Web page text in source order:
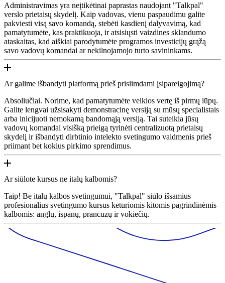
Administravimas yra neįtikėtinai paprastas naudojant "Talkpal"
verslo prietaisų skydelį. Kaip vadovas, vienu paspaudimu galite
pakviesti visą savo komandą, stebėti kasdienį dalyvavimą, kad
pamatytumėte, kas praktikuoja, ir atsisiųsti vaizdines sklandumo
ataskaitas, kad aiškiai parodytumėte programos investicijų grąžą
savo vadovų komandai ar nekilnojamojo turto savininkams.
Ar galime išbandyti platformą prieš prisiimdami įsipareigojimą?
Absoliučiai. Norime, kad pamatytumėte veiklos vertę iš pirmų lūpų.
Galite lengvai užsisakyti demonstracinę versiją su mūsų specialistais
arba inicijuoti nemokamą bandomąją versiją. Tai suteikia jūsų
vadovų komandai visišką prieigą tyrinėti centralizuotą prietaisų
skydelį ir išbandyti dirbtinio intelekto svetingumo vaidmenis prieš
priimant bet kokius pirkimo sprendimus.
Ar siūlote kursus ne italų kalbomis?
Taip! Be italų kalbos svetingumui, "Talkpal" siūlo išsamius
profesionalius svetingumo kursus keturiomis kitomis pagrindinėmis
kalbomis: anglų, ispanų, prancūzų ir vokiečių.